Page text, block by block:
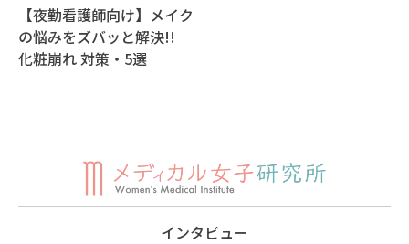
【夜勤看護師向け】メイク
の悩みをズバッと解決!!
化粧崩れ 対策・5選
インタビュー